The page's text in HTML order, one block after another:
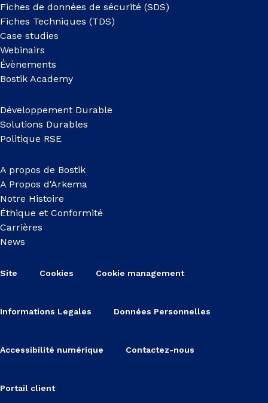
Fiches de données de sécurité (SDS)
Fiches Techniques (TDS)
Case studies
Webinairs
Évènements
Bostik Academy
Développement Durable
Solutions Durables
Politique RSE
A propos de Bostik
A Propos d'Arkema
Notre Histoire
Éthique et Conformité
Carrières
News
Site Cookies Cookie management
Informations Legales Données Personnelles
Accessibilité numérique Contactez-nous
Portail client